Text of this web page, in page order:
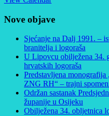
Nove objave
Sjećanje na Dalj 1991. –
branitelja i logoraša
U Lipovcu obilježena 34.
hrvatskih logoraša
Predstavljena
ZNG RH“ – trajni
Održan sastanak
županije u Osijeku
Obilježena 34. obljetnica